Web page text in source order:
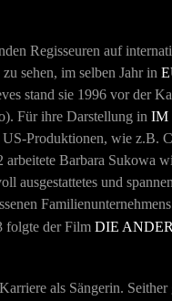
Regisseuren auf
zu sehen, im selben Jahr in
stand sie 1996 vor der
Für ihre Darstellung in IM
US-Produktionen, wie z.B.
Barbara Sukowa
ausgestattetes und
folgte der Film DIE
als Sängerin.